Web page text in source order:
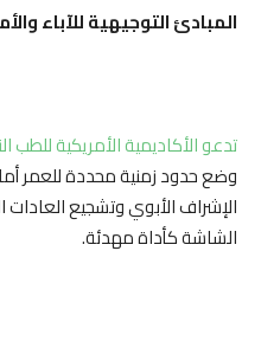
المبادئ التوجيهية للآباء
تدعوالأكاديميةالأمريكيةللطب
وضع حدود زمنية محددة للعمر
الإشراف الأبوي وتشجيع
الشاشة كأداة مهدئة.